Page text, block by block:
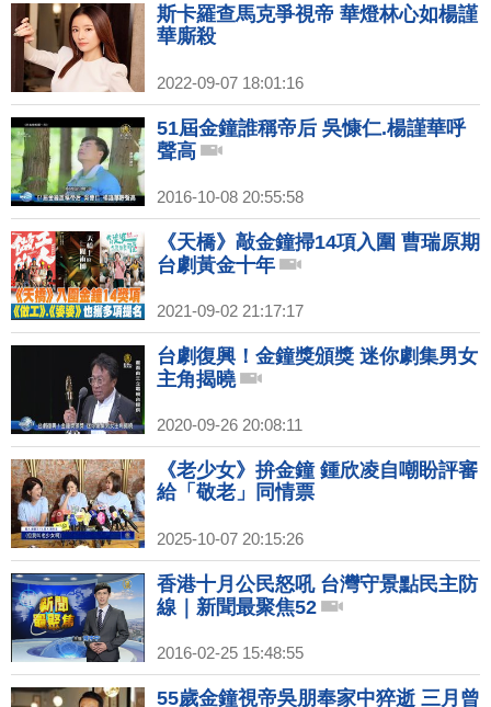
斯卡羅查馬克爭視帝 華燈林心如楊謹
華廝殺
2022-09-07 18:01:16
51屆金鐘誰稱帝后 吳慷仁.楊謹華呼
聲高
2016-10-08 20:55:58
《天橋》敲金鐘掃14項入圍 曹瑞原期
台劇黃金十年
2021-09-02 21:17:17
台劇復興！金鐘獎頒獎 迷你劇集男女
主角揭曉
2020-09-26 20:08:11
《老少女》拚金鐘 鍾欣凌自嘲盼評審
給「敬老」同情票
2025-10-07 20:15:26
香港十月公民怒吼 台灣守景點民主防
線｜新聞最聚焦52
2016-02-25 15:48:55
55歲金鐘視帝吳朋奉家中猝逝 三月曾